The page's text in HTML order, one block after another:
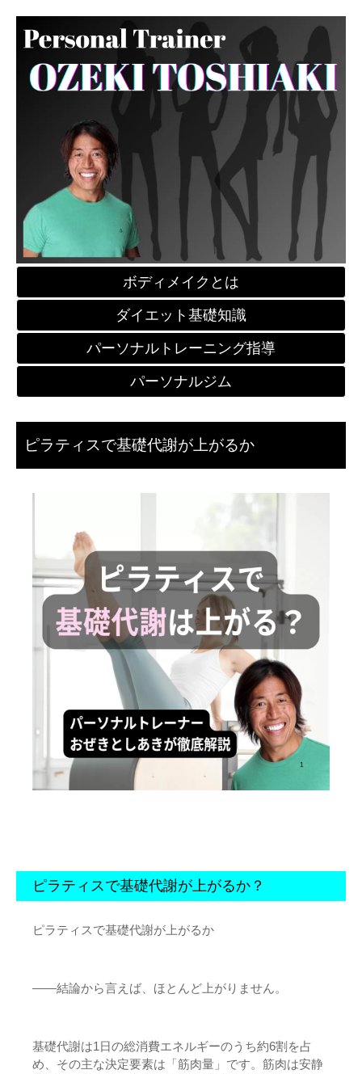
ボディメイクとは
ダイエット基礎知識
パーソナルトレーニング指導
パーソナルジム
ピラティスで基礎代謝が上がるか
ピラティスで基礎代謝が上がるか？
ピラティスで基礎代謝が上がるか
――結論から言えば、ほとんど上がりません。
基礎代謝は1日の総消費エネルギーのうち約6割を占
め、その主な決定要素は「筋肉量」です。筋肉は安静